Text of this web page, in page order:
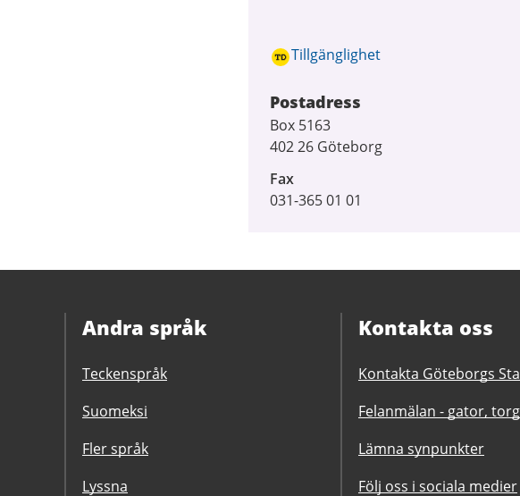
Tillgänglighet
Postadress
Box 5163
402 26 Göteborg
Fax
031-365 01 01
Andra språk
Teckenspråk
Suomeksi
Fler språk
Lyssna
Kontakta oss
Kontakta Göteborgs
Felanmälan - gator,
Lämna synpunkter
Följ oss i sociala medier